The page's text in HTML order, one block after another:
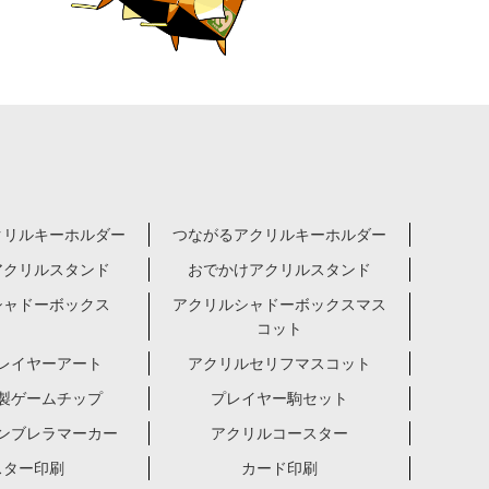
ルキーホルダー
つながるアクリルキーホルダー
リルスタンド
おでかけアクリルスタンド
ドーボックス
アクリルシャドーボックスマス
コット
イヤーアート
アクリルセリフマスコット
ゲームチップ
プレイヤー駒セット
ブレラマーカー
アクリルコースター
ー印刷
カード印刷